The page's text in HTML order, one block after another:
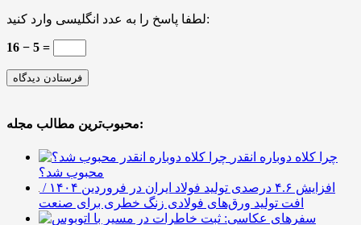
لطفا پاسخ را به عدد انگلیسی وارد کنید:
16 − 5 =
محبوب‌ترین مطالب مجله:
چرا کلاه دوباره انقدر
محبوب شد؟
افزایش ۴.۶ درصدی تولید فولاد ایران در فروردین ۱۴۰۴ /
افت تولید ورق‌های فولادی زنگ خطری برای صنعت